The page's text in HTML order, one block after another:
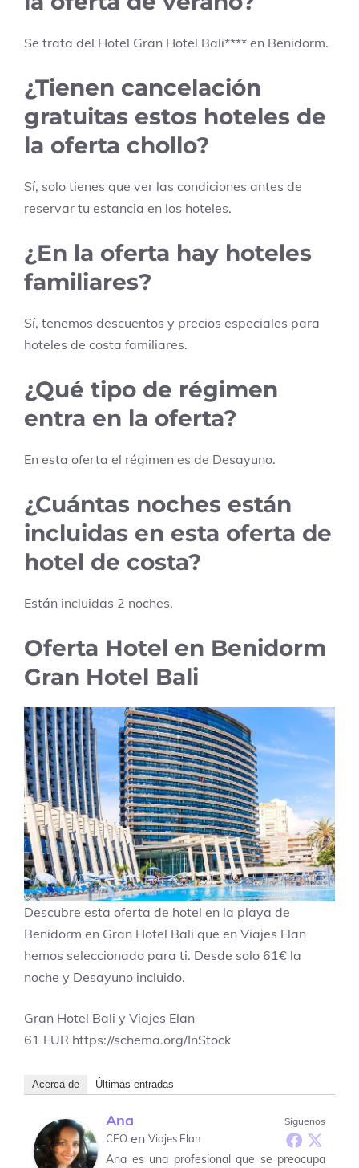
Se trata del Hotel Gran Hotel Bali**** en Benidorm.
¿Tienen cancelación
gratuitas estos hoteles de
la oferta chollo?
Sí, solo tienes que ver las condiciones antes de
reservar tu estancia en los hoteles.
¿En la oferta hay hoteles
familiares?
Sí, tenemos descuentos y precios especiales para
hoteles de costa familiares.
¿Qué tipo de régimen
entra en la oferta?
En esta oferta el régimen es de Desayuno.
¿Cuántas noches están
incluidas en esta oferta de
hotel de costa?
Están incluidas 2 noches.
Oferta Hotel en Benidorm
Gran Hotel Bali
Descubre esta oferta de hotel en la playa de
Benidorm en Gran Hotel Bali que en Viajes Elan
hemos seleccionado para ti. Desde solo 61€ la
noche y Desayuno incluido.
Gran Hotel Bali y Viajes Elan
61 EUR https://schema.org/InStock
Acerca de Últimas entradas
Síguenos
Ana
CEO en Viajes Elan
Ana es una profesional que se preocupa